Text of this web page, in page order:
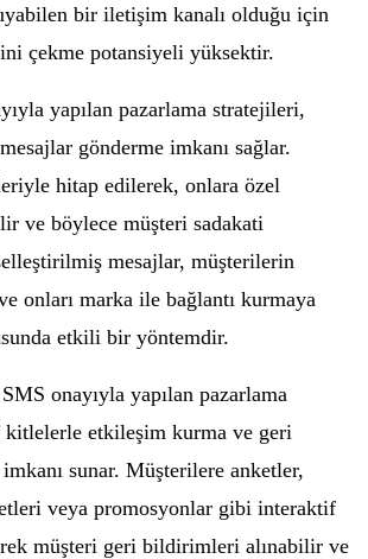
bir iletişim kanalı olduğu için
çekme potansiyeli yüksektir.
yapılan pazarlama stratejileri,
gönderme imkanı sağlar.
hitap edilerek, onlara özel
ve böylece müşteri sadakati
mesajlar, müşterilerin
onları marka ile bağlantı kurmaya
etkili bir yöntemdir.
onayıyla yapılan pazarlama
etkileşim kurma ve geri
sunar. Müşterilere anketler,
veya promosyonlar gibi interaktif
müşteri geri bildirimleri alınabilir ve